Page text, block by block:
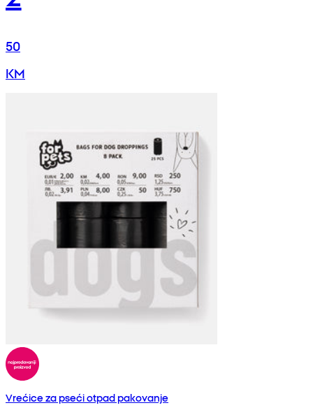
50
KM
Vrećice za pseći otpad pakovanje